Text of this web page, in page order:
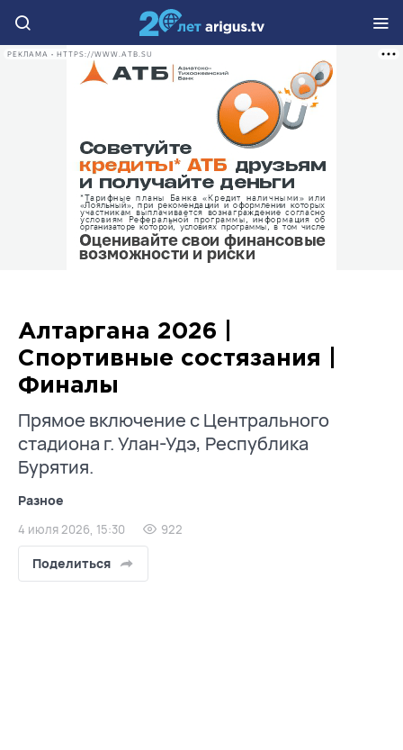
РЕКЛАМА • HTTPS://WWW.ATB.SU
Алтаргана 2026 |
Спортивные состязания |
Финалы
Прямое включение с Центрального
стадиона г. Улан-Удэ, Республика
Бурятия.
Разное
4 июля 2026, 15:30 922
Поделиться